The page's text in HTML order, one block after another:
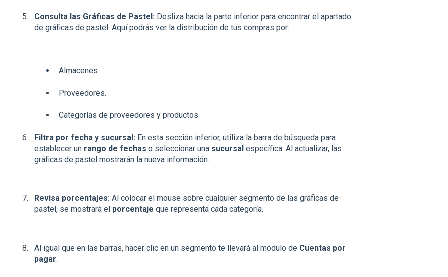
Consulta las Gráficas de Pastel:Desliza hacia la parte inferior para encontrar el apartado
de gráficas de pastel. Aquí podrás ver la distribución de tus compras por:
Almacenes.
Proveedores.
Categorías de proveedores y productos.
Filtra por fecha y sucursal: En esta sección inferior, utiliza la barra de búsqueda para
establecer un rango de fechas o seleccionar una sucursalespecífica. Al actualizar, las
gráficas de pastel mostrarán la nueva información.
Revisa porcentajes:Al colocar el mouse sobre cualquier segmento de las gráficas de
pastel, se mostrará el porcentaje que representa cada categoría.
Al igual que en las barras, hacer clic en un segmento te llevará al módulo de Cuentas por
pagar.